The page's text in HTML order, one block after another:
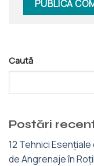
Caută
Postări
12 Tehnici
de Angrenaje în